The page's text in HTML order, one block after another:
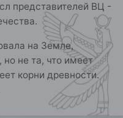
представителей ВЦ -
на Земле,
не та, что имеет
корни древности.